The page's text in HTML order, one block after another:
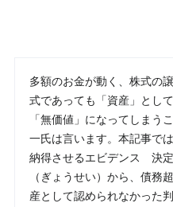
多額のお金が動く、株式の
式であっても「資産」とし
「無価値」になってしまう
一氏は言います。本記事で
納得させるエビデンス 決
（ぎょうせい）から、債務
産として認められなかった